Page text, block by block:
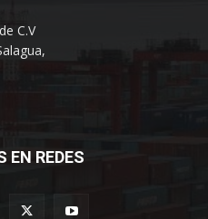
C.V
EN REDES